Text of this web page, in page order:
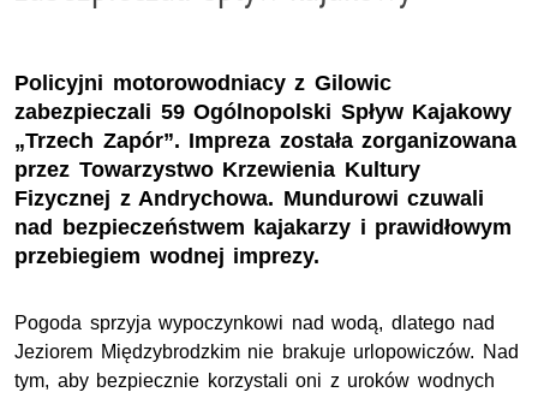
Policyjni motorowodniacy z Gilowic
zabezpieczali 59 Ogólnopolski Spływ Kajakowy
„Trzech Zapór”. Impreza została zorganizowana
przez Towarzystwo Krzewienia Kultury
Fizycznej z Andrychowa. Mundurowi czuwali
nad bezpieczeństwem kajakarzy i prawidłowym
przebiegiem wodnej imprezy.
Pogoda sprzyja wypoczynkowi nad wodą, dlatego nad
Jeziorem Międzybrodzkim nie brakuje urlopowiczów. Nad
tym, aby bezpiecznie korzystali oni z uroków wodnych